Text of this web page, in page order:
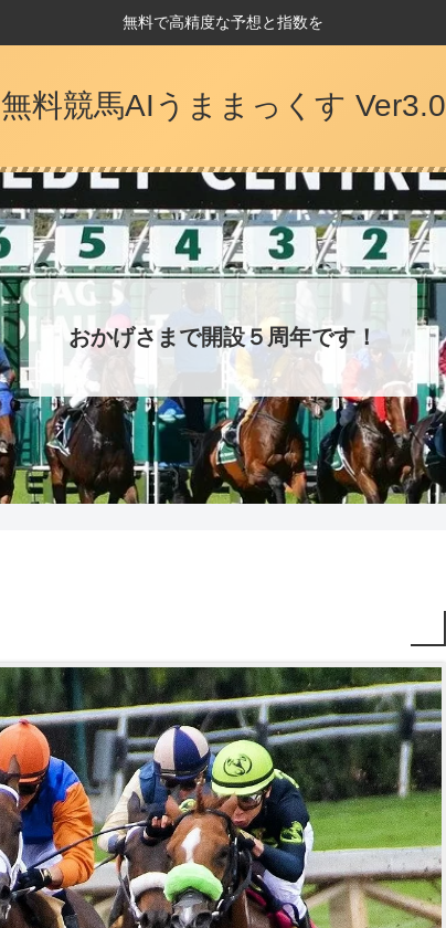
無料で高精度な予想と指数を
無料競馬AIうままっくす Ver3.0
おかげさまで開設５周年です！